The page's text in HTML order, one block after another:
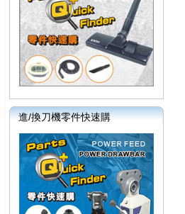
進/換刀機零件快速購